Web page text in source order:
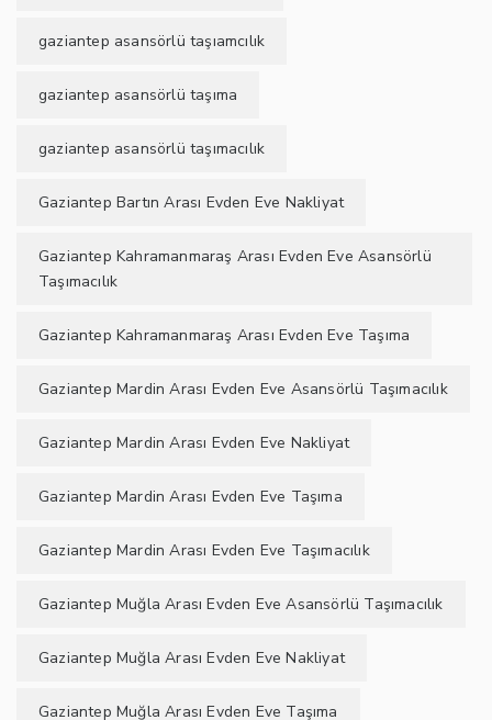
gaziantep asansörlü taşıamcılık
gaziantep asansörlü taşıma
gaziantep asansörlü taşımacılık
Gaziantep Bartın Arası Evden Eve Nakliyat
Gaziantep Kahramanmaraş Arası Evden Eve Asansörlü
Taşımacılık
Gaziantep Kahramanmaraş Arası Evden Eve Taşıma
Gaziantep Mardin Arası Evden Eve Asansörlü Taşımacılık
Gaziantep Mardin Arası Evden Eve Nakliyat
Gaziantep Mardin Arası Evden Eve Taşıma
Gaziantep Mardin Arası Evden Eve Taşımacılık
Gaziantep Muğla Arası Evden Eve Asansörlü Taşımacılık
Gaziantep Muğla Arası Evden Eve Nakliyat
Gaziantep Muğla Arası Evden Eve Taşıma